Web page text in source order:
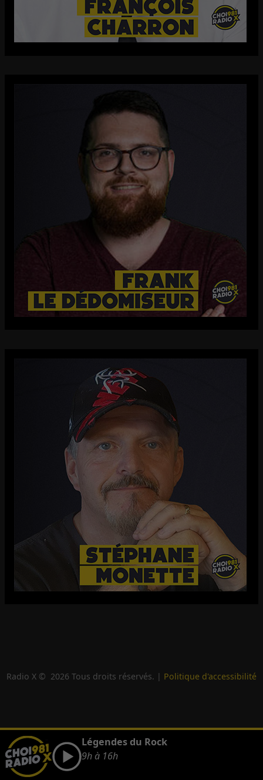
Radio X © 2026 Tous droits réservés. | Politique d'accessibilité
Légendes du Rock
9h à 16h